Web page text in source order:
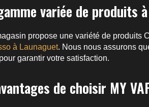
variée de produits
propose une variété de produits
à Launaguet. Nous nous assurons
garantir votre satisfaction.
de choisir MY